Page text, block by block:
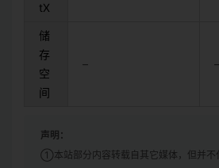
tX
储
存
空
间
– –
声明：
①本站部分内容转载自其它媒体，但并不